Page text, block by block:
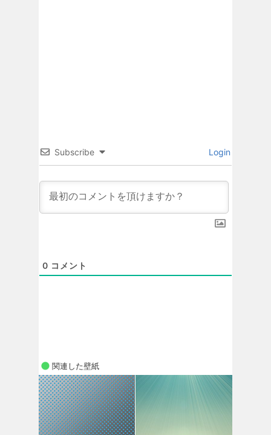
Subscribe Login
0 コメント
関連した壁紙